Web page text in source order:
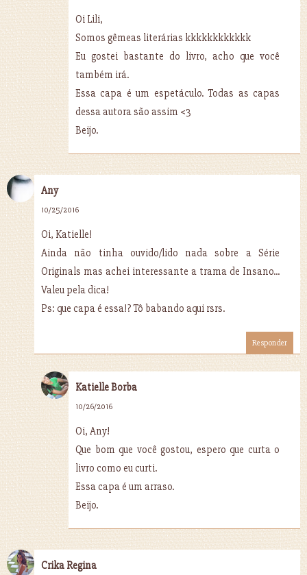
Oi Lili,
Somos gêmeas literárias kkkkkkkkkkkk
Eu gostei bastante do livro, acho que você
também irá.
Essa capa é um espetáculo. Todas as capas
dessa autora são assim <3
Beijo.
Any
10/25/2016
Oi, Katielle!
Ainda não tinha ouvido/lido nada sobre a Série
Originals mas achei interessante a trama de Insano...
Valeu pela dica!
Ps: que capa é essa!? Tô babando aqui rsrs.
Responder
Katielle Borba
10/26/2016
Oi, Any!
Que bom que você gostou, espero que curta o
livro como eu curti.
Essa capa é um arraso.
Beijo.
Crika Regina